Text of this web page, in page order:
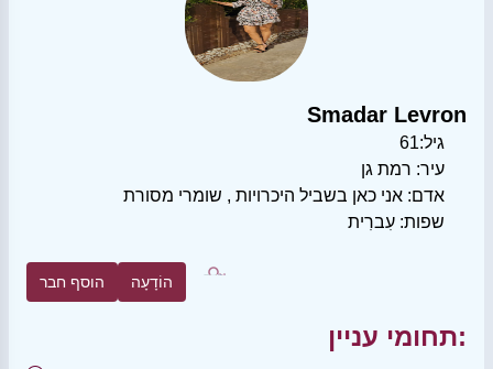
Smadar Levron
גיל:61
עיר: רמת גן
אדם: אני כאן בשביל היכרויות , שומרי מסורת
שפות: עִברִית
הוסף חבר הוֹדָעָה
תחומי עניין: